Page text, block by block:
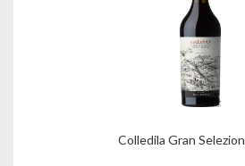
Colledila Gran